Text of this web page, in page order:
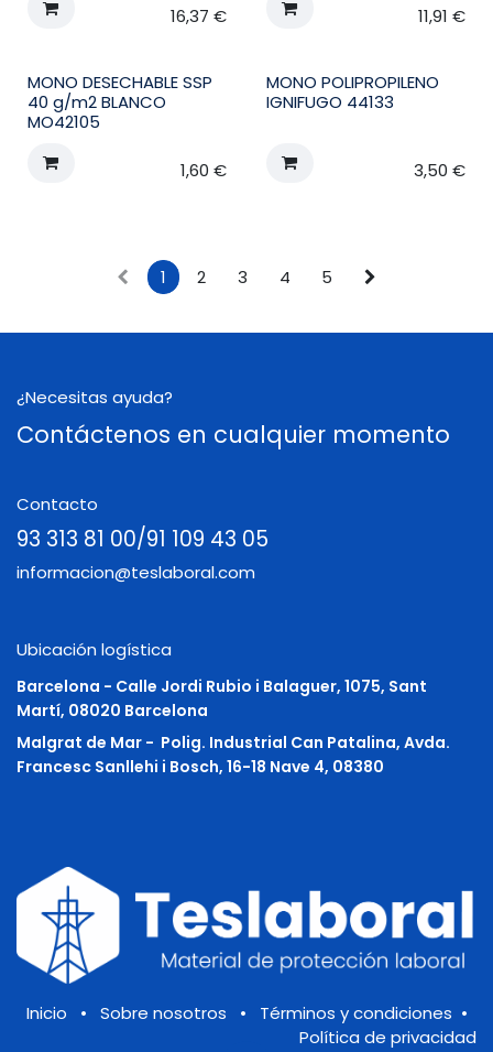
16,37 € 11,91 €
MONO DESECHABLE SSP
40 g/m2 BLANCO
MO42105
1,60 €
MONO POLIPROPILENO
IGNIFUGO 44133
3,50 €
1 2 3 4 5
¿Necesitas ayuda?
Contáctenos en cualquier momento
Contacto
93 313 81 00/91 109 43 05
informacion@teslaboral.com
Ubicación logística
Barcelona - Calle Jordi Rubio i Balaguer, 1075, Sant
Martí, 08020 Barcelona
Malgrat de Mar - Polig. Industrial Can Patalina, Avda.
Francesc Sanllehi i Bosch, 16-18 Nave 4, 08380
Inicio • Sobre nosotros • Términos y condiciones •
Política de privacidad